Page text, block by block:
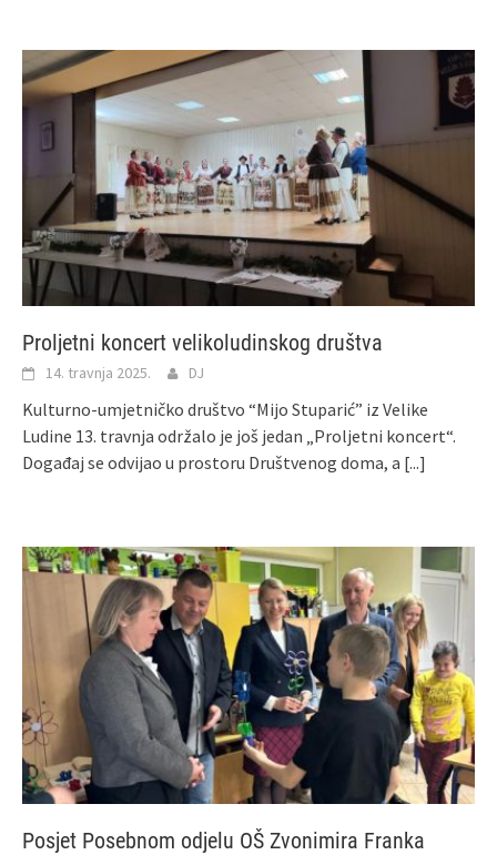
Proljetni koncert velikoludinskog društva
14. travnja 2025. DJ
Kulturno-umjetničko društvo “Mijo Stuparić” iz Velike
Ludine 13. travnja održalo je još jedan „Proljetni koncert“.
Događaj se odvijao u prostoru Društvenog doma, a [...]
Posjet Posebnom odjelu OŠ Zvonimira Franka